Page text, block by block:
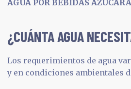
AGUA POR BEBIDAS
¿CUÁNTA AGUA
Los requerimientos de agua
y en condiciones ambientales